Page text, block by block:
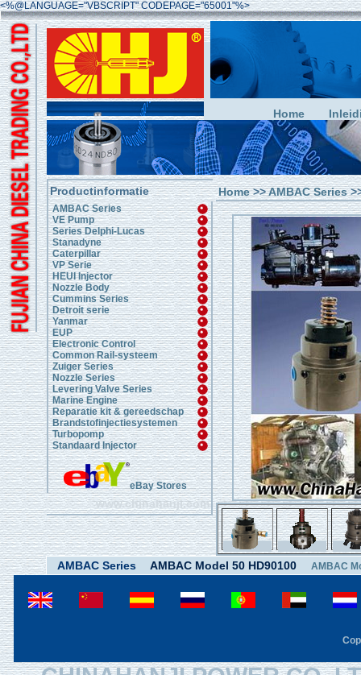
<%@LANGUAGE="VBSCRIPT" CODEPAGE="65001"%>
Home
Productinformatie
AMBAC Series
VE Pump
Series Delphi-Lucas
Stanadyne
Caterpillar
VP Serie
HEUI Injector
Nozzle Body
Cummins Series
Detroit serie
Yanmar
EUP
Electronic Control
Common Rail-systeem
Zuiger Series
Nozzle Series
Levering Valve Series
Marine Engine
Reparatie kit & gereedschap
Brandstofinjectiesystemen
Turbopomp
Standaard Injector
eBay Stores
www.chinahanji.com
Home>>AMBAC Series
AMBAC Series AMBAC Model 50 HD90100 AMBAC